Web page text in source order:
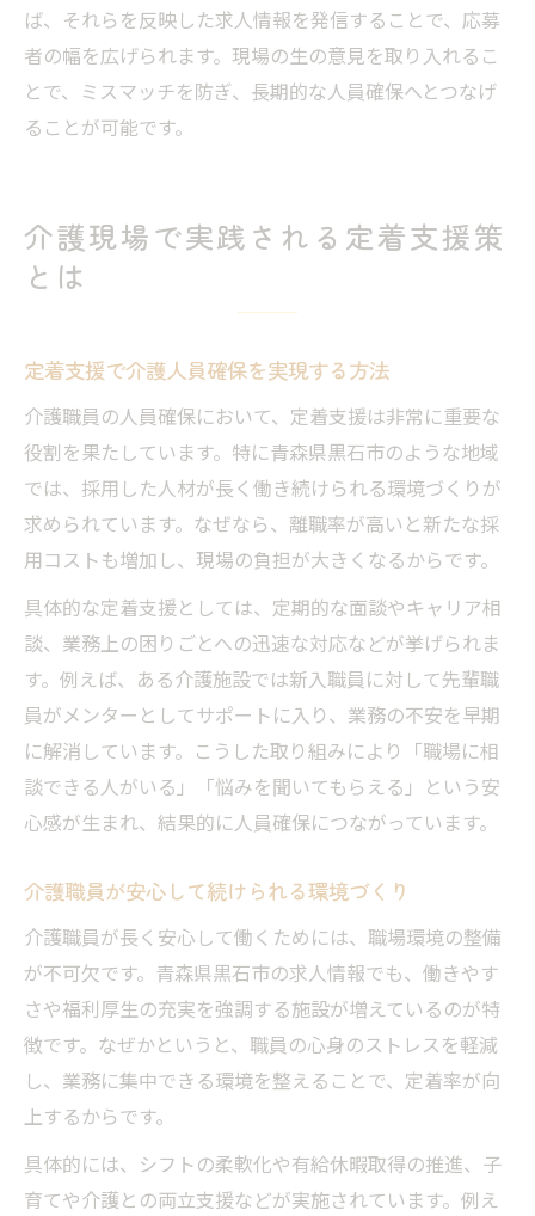
ば、それらを反映した求人情報を発信することで、応募
者の幅を広げられます。現場の生の意見を取り入れるこ
とで、ミスマッチを防ぎ、長期的な人員確保へとつなげ
ることが可能です。
介護現場で実践される定着支援策
とは
定着支援で介護人員確保を実現する方法
介護職員の人員確保において、定着支援は非常に重要な
役割を果たしています。特に青森県黒石市のような地域
では、採用した人材が長く働き続けられる環境づくりが
求められています。なぜなら、離職率が高いと新たな採
用コストも増加し、現場の負担が大きくなるからです。
具体的な定着支援としては、定期的な面談やキャリア相
談、業務上の困りごとへの迅速な対応などが挙げられま
す。例えば、ある介護施設では新入職員に対して先輩職
員がメンターとしてサポートに入り、業務の不安を早期
に解消しています。こうした取り組みにより「職場に相
談できる人がいる」「悩みを聞いてもらえる」という安
心感が生まれ、結果的に人員確保につながっています。
介護職員が安心して続けられる環境づくり
介護職員が長く安心して働くためには、職場環境の整備
が不可欠です。青森県黒石市の求人情報でも、働きやす
さや福利厚生の充実を強調する施設が増えているのが特
徴です。なぜかというと、職員の心身のストレスを軽減
し、業務に集中できる環境を整えることで、定着率が向
上するからです。
具体的には、シフトの柔軟化や有給休暇取得の推進、子
育てや介護との両立支援などが実施されています。例え